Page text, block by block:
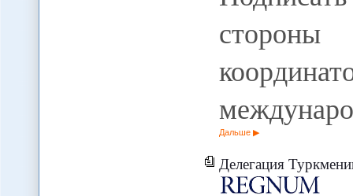
стороны
Дальше
Делегация Туркмении